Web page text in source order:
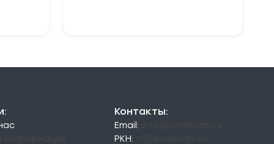
Контакты:
Email:
РКН: